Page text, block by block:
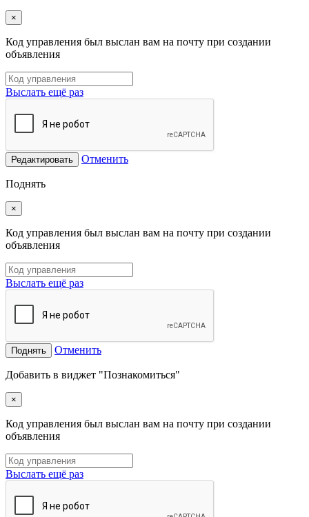
×
Код управления был выслан вам на почту при создании
объявления
Выслать ещё раз
Редактировать Отменить
Поднять
×
Код управления был выслан вам на почту при создании
объявления
Выслать ещё раз
Поднять Отменить
Добавить в виджет "Познакомиться"
×
Код управления был выслан вам на почту при создании
объявления
Выслать ещё раз